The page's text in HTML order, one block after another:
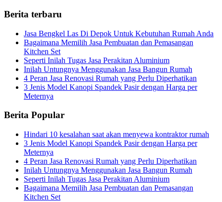
Berita terbaru
Jasa Bengkel Las Di Depok Untuk Kebutuhan Rumah Anda
Bagaimana Memilih Jasa Pembuatan dan Pemasangan
Kitchen Set
Seperti Inilah Tugas Jasa Perakitan Aluminium
Inilah Untungnya Menggunakan Jasa Bangun Rumah
4 Peran Jasa Renovasi Rumah yang Perlu Diperhatikan
3 Jenis Model Kanopi Spandek Pasir dengan Harga per
Meternya
Berita Popular
Hindari 10 kesalahan saat akan menyewa kontraktor rumah
3 Jenis Model Kanopi Spandek Pasir dengan Harga per
Meternya
4 Peran Jasa Renovasi Rumah yang Perlu Diperhatikan
Inilah Untungnya Menggunakan Jasa Bangun Rumah
Seperti Inilah Tugas Jasa Perakitan Aluminium
Bagaimana Memilih Jasa Pembuatan dan Pemasangan
Kitchen Set